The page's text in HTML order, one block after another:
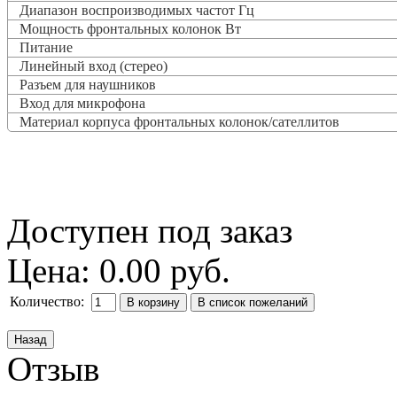
Диапазон воспроизводимых частот Гц
Мощность фронтальных колонок Вт
Питание
Линейный вход (стерео)
Разъем для наушников
Вход для микрофона
Материал корпуса фронтальных колонок/сателлитов
Доступен под заказ
Цена: 0.00 руб.
Количество:
Отзыв